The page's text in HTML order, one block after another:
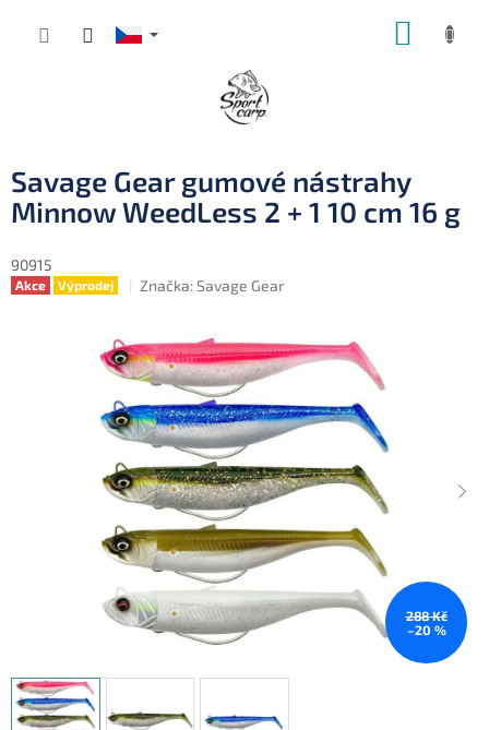
Savage Gear gumové nástrahy
Minnow WeedLess 2 + 1 10 cm 16 g
90915
Akce Výprodej Značka:Savage Gear
288 Kč
–20 %